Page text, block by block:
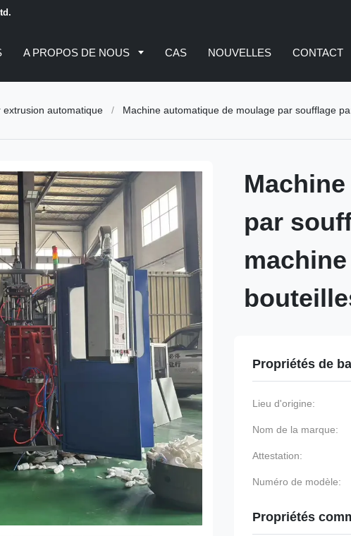
A PROPOS DE NOUS CAS NOUVELLES CONTACT
automatique / Machine automatique de moulage par soufflage
par
Propriétés de
Lieu d'origine:
Nom de la marque:
Attestation:
Numéro de modèle:
Propriétés